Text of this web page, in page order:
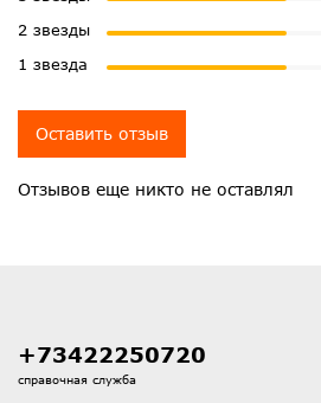
Отзывов еще никто не оставлял
2 звезды
1 звезда
Оставить отзыв
+73422250720
справочная служба